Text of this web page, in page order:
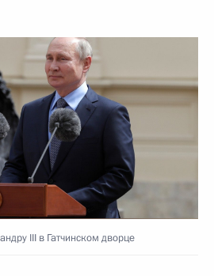
III в Гатчинском дворце